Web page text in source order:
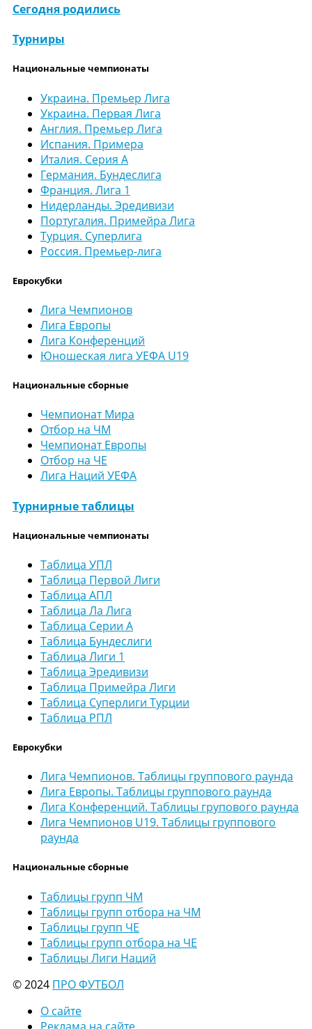
Сегодня родились
Турниры
Национальные чемпионаты
Украина. Премьер Лига
Украина. Первая Лига
Англия. Премьер Лига
Испания. Примера
Италия. Серия А
Германия. Бундеслига
Франция. Лига 1
Нидерланды. Эредивизи
Португалия. Примейра Лига
Турция. Суперлига
Россия. Премьер-лига
Еврокубки
Лига Чемпионов
Лига Европы
Лига Конференций
Юношеская лига УЕФА U19
Национальные сборные
Чемпионат Мира
Отбор на ЧМ
Чемпионат Европы
Отбор на ЧЕ
Лига Наций УЕФА
Турнирные таблицы
Национальные чемпионаты
Таблица УПЛ
Таблица Первой Лиги
Таблица АПЛ
Таблица Ла Лига
Таблица Серии А
Таблица Бундеслиги
Таблица Лиги 1
Таблица Эредивизи
Таблица Примейра Лиги
Таблица Суперлиги Турции
Таблица РПЛ
Еврокубки
Лига Чемпионов. Таблицы группового раунда
Лига Европы. Таблицы группового раунда
Лига Конференций. Таблицы групового раунда
Лига Чемпионов U19. Таблицы группового
раунда
Национальные сборные
Таблицы групп ЧМ
Таблицы групп отбора на ЧМ
Таблицы групп ЧЕ
Таблицы групп отбора на ЧЕ
Таблицы Лиги Наций
© 2024 ПРО ФУТБОЛ
О сайте
Реклама на сайте